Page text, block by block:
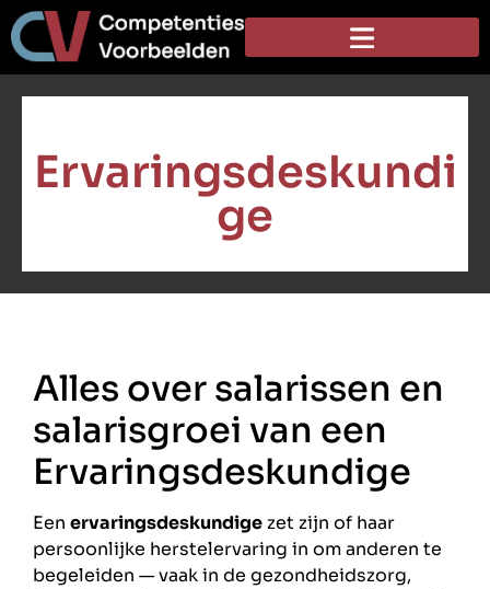
Ervaringsdeskundi
ge
Alles over salarissen en
salarisgroei van een
Ervaringsdeskundige
Een ervaringsdeskundigezet zijn of haar
persoonlijke herstelervaring in om anderen te
begeleiden — vaak in de gezondheidszorg,